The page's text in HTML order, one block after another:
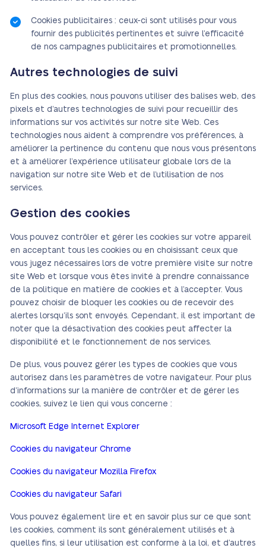
Cookies publicitaires : ceux-ci sont utilisés pour vous
fournir des publicités pertinentes et suivre l’efficacité
de nos campagnes publicitaires et promotionnelles.
Autres technologies de suivi
En plus des cookies, nous pouvons utiliser des balises web, des
pixels et d’autres technologies de suivi pour recueillir des
informations sur vos activités sur notre site Web. Ces
technologies nous aident à comprendre vos préférences, à
améliorer la pertinence du contenu que nous vous présentons
et à améliorer l’expérience utilisateur globale lors de la
navigation sur notre site Web et de l’utilisation de nos
services.
Gestion des cookies
Vous pouvez contrôler et gérer les cookies sur votre appareil
en acceptant tous les cookies ou en choisissant ceux que
vous jugez nécessaires lors de votre première visite sur notre
site Web et lorsque vous êtes invité à prendre connaissance
de la politique en matière de cookies et à l’accepter. Vous
pouvez choisir de bloquer les cookies ou de recevoir des
alertes lorsqu’ils sont envoyés. Cependant, il est important de
noter que la désactivation des cookies peut affecter la
disponibilité et le fonctionnement de nos services.
De plus, vous pouvez gérer les types de cookies que vous
autorisez dans les paramètres de votre navigateur. Pour plus
d’informations sur la manière de contrôler et de gérer les
cookies, suivez le lien qui vous concerne :
Microsoft Edge Internet Explorer
Cookies du navigateur Chrome
Cookies du navigateur Mozilla Firefox
Cookies du navigateur Safari
Vous pouvez également lire et en savoir plus sur ce que sont
les cookies, comment ils sont généralement utilisés et à
quelles fins, si leur utilisation est conforme à la loi, et d’autres